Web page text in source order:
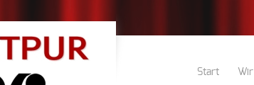
Start Wir